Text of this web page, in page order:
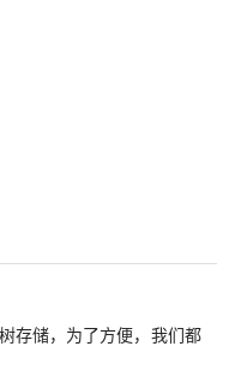
存储，为了方便，我们都